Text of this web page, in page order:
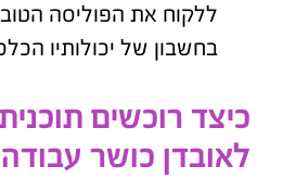
ללקוח את הפוליסה
בחשבון של יכולותיו
כיצד רוכשים
לאובדן כושר